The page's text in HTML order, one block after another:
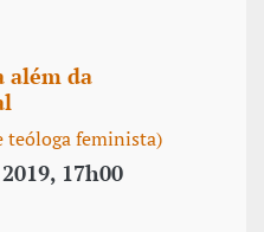
além da
teóloga feminista)
17h00